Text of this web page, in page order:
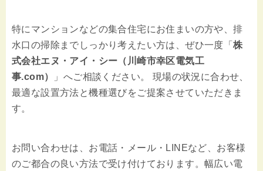
特にマンションなどの集合住宅にお住まいの方や、排
水口の掃除までしっかり考えたい方は、ぜひ一度「株
式会社エヌ・アイ・シー（川崎市幸区電気工
事.com）
」へご相談ください。 現場の状況に合わせ、
最適な設置方法と機種選びをご提案させていただきま
す。
お問い合わせは、お電話・メール・LINEなど、お客様
のご都合の良い方法で受け付けております。幅広い電